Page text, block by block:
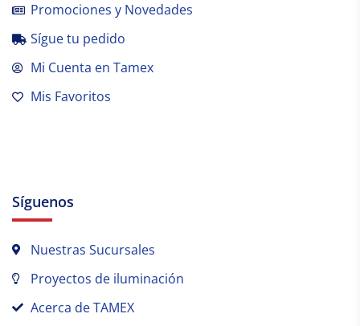
Promociones y Novedades
Sígue tu pedido
Mi Cuenta en Tamex
Mis Favoritos
Síguenos
Nuestras Sucursales
Proyectos de iluminación
Acerca de TAMEX